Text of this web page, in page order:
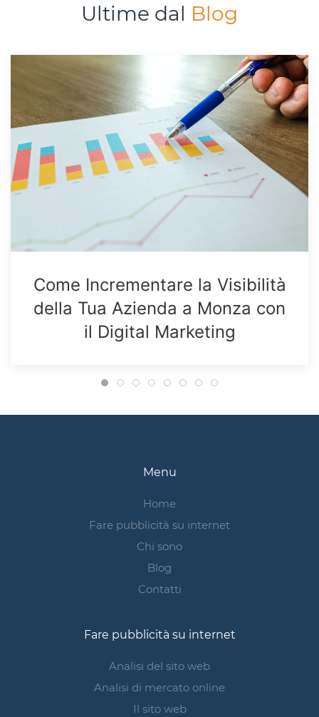
Ultime dal Blog
Come Incrementare la Visibilità
della Tua Azienda a Monza con
il Digital Marketing
Menu
Home
Fare pubblicità su internet
Chi sono
Blog
Contatti
Fare pubblicità su internet
Analisi del sito web
Analisi di mercato online
Il sito web